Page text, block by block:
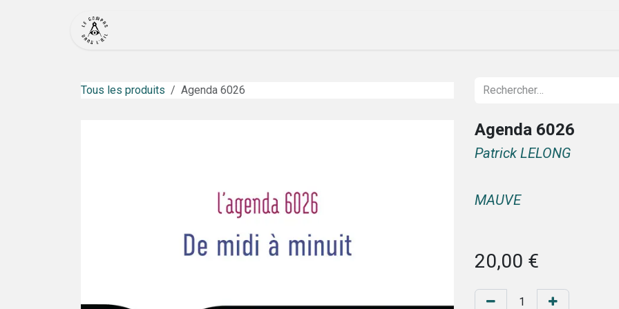
Tous les produits Agenda 6026
Agenda 6026
Patrick LELONG
MAUVE
20,00 €